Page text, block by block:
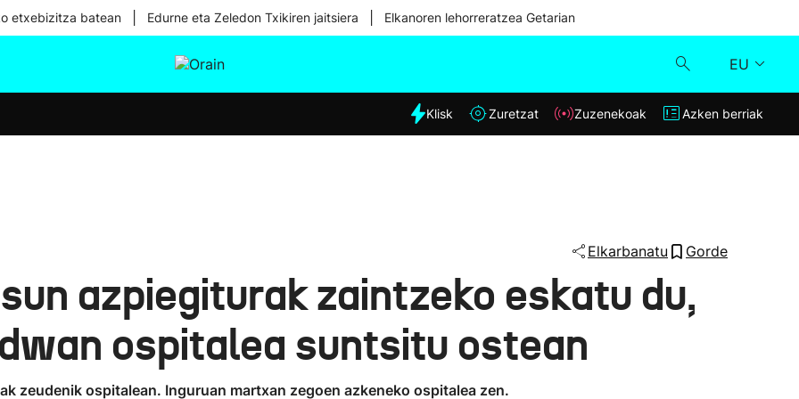
etxebizitza batean Edurne eta Zeledon Txikiren jaitsiera Elkanoren lehorreratzea Getarian
EU
Eguraldia
Klisk
Azken berriak
Klisk Zuretzat Zuzenekoak Azken berriak
Elkarbanatu Gorde
azpiegiturak zaintzeko eskatu du,
ospitalea suntsitu ostean
zeudenik ospitalean. Inguruan martxan zegoen azkeneko ospitalea zen.